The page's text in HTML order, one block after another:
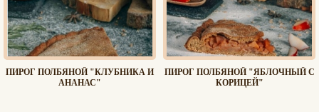
ПИРОГ ПОЛБЯНОЙ "КЛУБНИКА И
АНАНАС"
ПИРОГ ПОЛБЯНОЙ "ЯБЛОЧНЫЙ С
КОРИЦЕЙ"